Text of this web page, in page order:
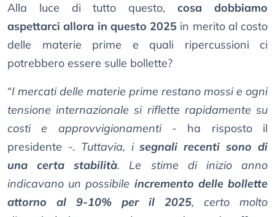
Alla luce di tutto questo,cosa dobbiamo
aspettarci allora in questo 2025 in merito al costo
delle materie prime e quali ripercussioni ci
potrebbero essere sulle bollette?
“I mercati delle materie prime restano mossi e ogni
tensione internazionale si riflette rapidamente su
costi e approvvigionamenti- ha risposto il
presidente -. Tuttavia, isegnali recenti sono di
una certa stabilità. Le stime di inizio anno
indicavano un possibile incremento delle bollette
attorno al 9-10% per il 2025, certo molto